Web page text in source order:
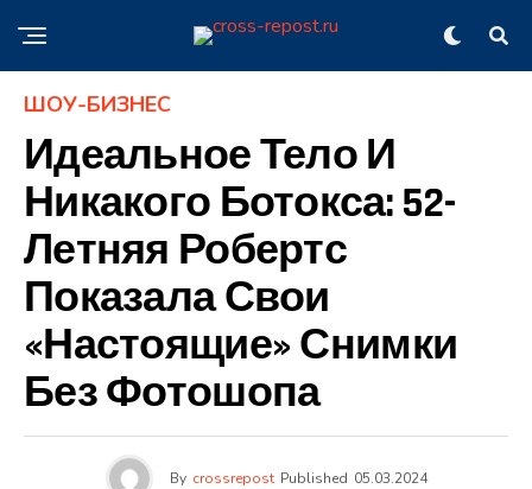
ШОУ-БИЗНЕС
Идеальное Тело И
Никакого Ботокса: 52-
Летняя Робертс
Показала Свои
«настоящие» Снимки
Без Фотошопа
By crossrepost Published 05.03.2024